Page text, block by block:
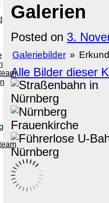
Galerien
Posted on 3.
Galeriebilder »
Alle Bilder dieser